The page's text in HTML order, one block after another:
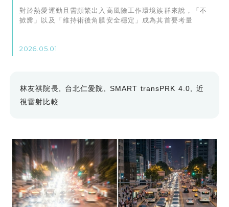
對於熱愛運動且需頻繁出入高風險工作環境族群來說，「不
掀瓣」以及「維持術後角膜安全穩定」成為其首要考量
2026.05.01
林友祺院長 台北仁愛院 SMART transPRK 4.0
近
視雷射比較